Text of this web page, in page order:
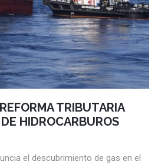
TRIBUTARIA
HIDROCARBUROS
el descubrimiento de gas en el